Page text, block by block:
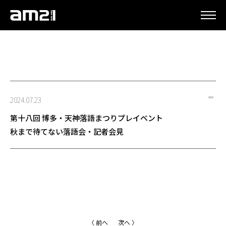
2024.07.23
第十八回 博多・天神落語まつりプレイベント
秋まで待てない落語会・記者会見
〈 前へ 次へ 〉